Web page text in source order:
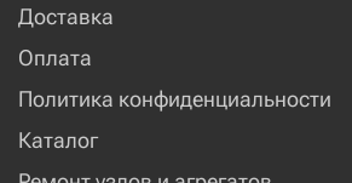
Доставка
Оплата
Политика конфиденциальности
Каталог